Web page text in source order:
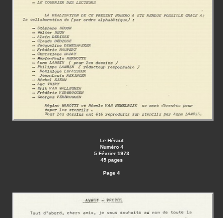
Le Héraut
Numéro 4
5 Février 1973
45 pages
Page 4